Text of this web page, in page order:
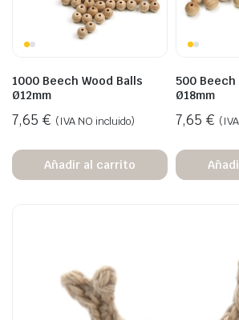
1000 Beech Wood Balls
Ø12mm
7,65 € (IVA NO incluido)
Añadir al carrito
500 Beech
Ø18mm
7,65 €